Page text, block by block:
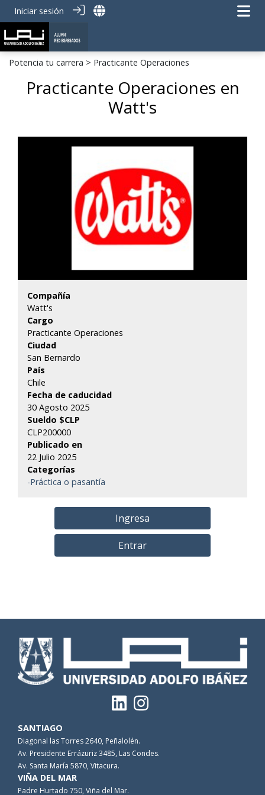
Iniciar sesión
Potencia tu carrera > Practicante Operaciones
Practicante Operaciones en
Watt's
Compañía
Watt's
Cargo
Practicante Operaciones
Ciudad
San Bernardo
País
Chile
Fecha de caducidad
30 Agosto 2025
Sueldo $CLP
CLP200000
Publicado en
22 Julio 2025
Categorías
-Práctica o pasantía
Ingresa
Entrar
SANTIAGO
Diagonal las Torres 2640, Peñalolén.
Av. Presidente Errázuriz 3485, Las Condes.
Av. Santa María 5870, Vitacura.
VIÑA DEL MAR
Padre Hurtado 750, Viña del Mar.